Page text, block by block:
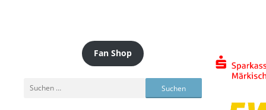
Fan Shop
Suchen